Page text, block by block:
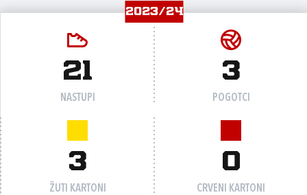
2023/24
21
NASTUPI
3
POGOTCI
3
ŽUTI KARTONI
0
CRVENI KARTONI